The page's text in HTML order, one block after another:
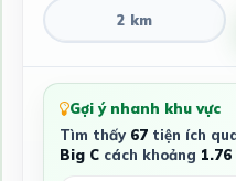
2 km
Gợi ý nhanh khu vực
Tìm thấy 67tiện ích
Big Ccách khoảng 1.76